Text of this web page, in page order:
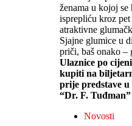
ženama u kojoj
isprepliću kroz
atraktivne
Sjajne glumice u
priči, baš onako –
Ulaznice po
kupiti na
prije predstave
“Dr. F.
Novosti